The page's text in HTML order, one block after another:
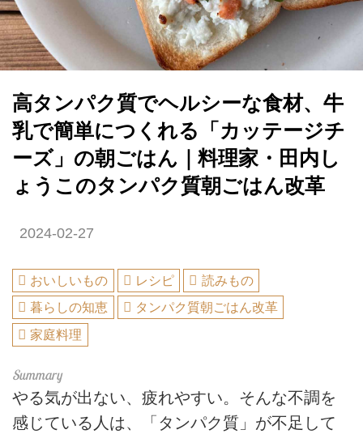
高タンパク質でヘルシーな食材、牛
乳で簡単につくれる「カッテージチ
ーズ」の朝ごはん｜料理家・田内し
ょうこのタンパク質朝ごはん改革
2024-02-27
おいしいもの レシピ
読みもの
暮らしの知恵
タンパク質朝ごはん改革
家庭料理
やる気が出ない、疲れやすい。そんな不調を
感じている人は、「タンパク質」が不足して